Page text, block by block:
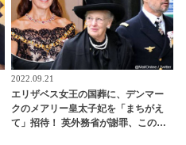
2022.09.21
エリザベス女王の国葬に、デンマー
クのメアリー皇太子妃を「まちがえ
て」招待！ 英外務省が謝罪、このミ